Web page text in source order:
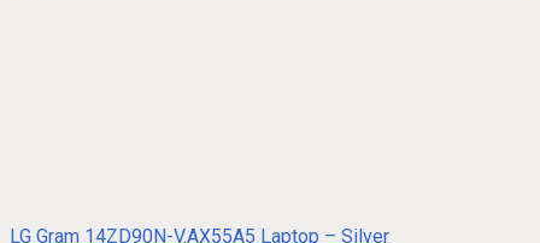
LG Gram 14ZD90N-V.AX55A5 Laptop – Silver